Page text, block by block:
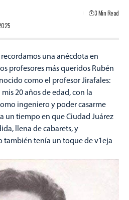
3 Min Read
una anécdota en
profesores más queridos Rubén
como el profesor Jirafales:
20 años de edad, con la
ingeniero y poder casarme
un tiempo en que Ciudad Juárez
llena de cabarets, y
también tenía un toque de v1eja